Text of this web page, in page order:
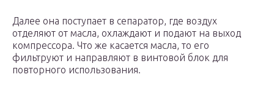
Далее она поступает в сепаратор, где воздух
отделяют от масла, охлаждают и подают на выход
компрессора. Что же касается масла, то его
фильтруют и направляют в винтовой блок для
повторного использования.